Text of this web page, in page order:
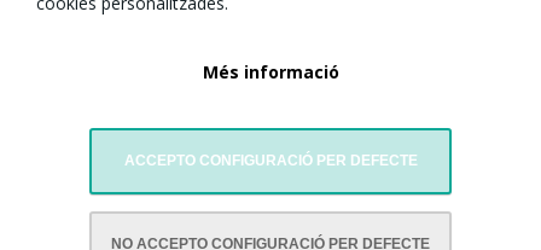
Més informació
ACCEPTO CONFIGURACIÓ PER DEFECTE
NO ACCEPTO CONFIGURACIÓ PER DEFECTE
Esbart Sant Jordi- Joventut Nostra